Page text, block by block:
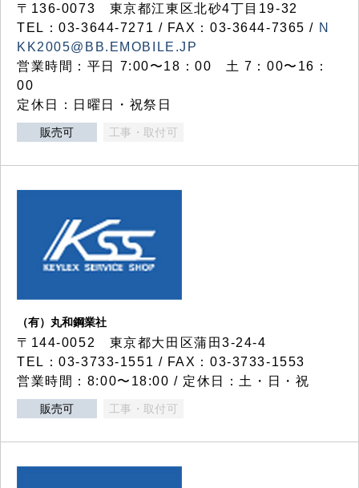
〒136-0073 東京都江東区北砂4丁目19-32
TEL：03‐3644‐7271 / FAX：03-3644-7365 / N
KK2005@BB.EMOBILE.JP
営業時間：平日 7:00〜18：00 土 7：00〜16：
00
定休日：日曜日・祝祭日
販売可 工事・取付可
（有）丸和鋼業社
〒144-0052 東京都大田区蒲田3-24-4
TEL：03-3733-1551 / FAX：03-3733-1553
営業時間：8:00〜18:00 / 定休日：土・日・祝
販売可 工事・取付可